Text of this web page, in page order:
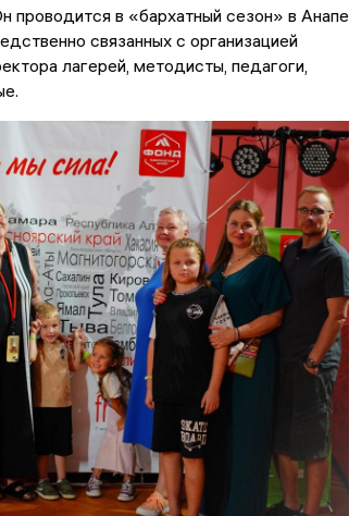
проводится в «бархатный сезон» в Анапе
связанных с организацией
лагерей, методисты, педагоги,